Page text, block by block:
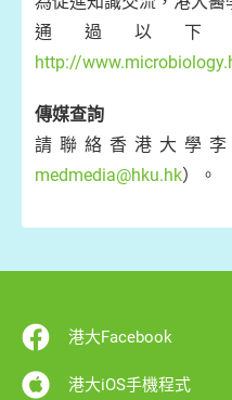
通過以下
http://
傳媒查詢
請聯絡香港大學
medmedia@hku.hk）。
港大Facebook
港大iOS手機程式